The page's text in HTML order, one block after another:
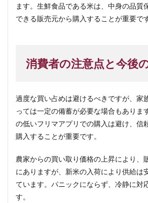
ます。生鮮食品である米は、中身の品質
できる販売元から購入することが重要です
消費者の注意点と今後
過度な買い占めは避けるべきですが、家
っては一定の備蓄が必要な場合もありま
の低いフリマアプリでの購入は避け、信
購入することが重要です。
農家からの買い取り価格の上昇により、
にありますが、新米の入荷により供給は
ています。パニックにならず、冷静に対
す。